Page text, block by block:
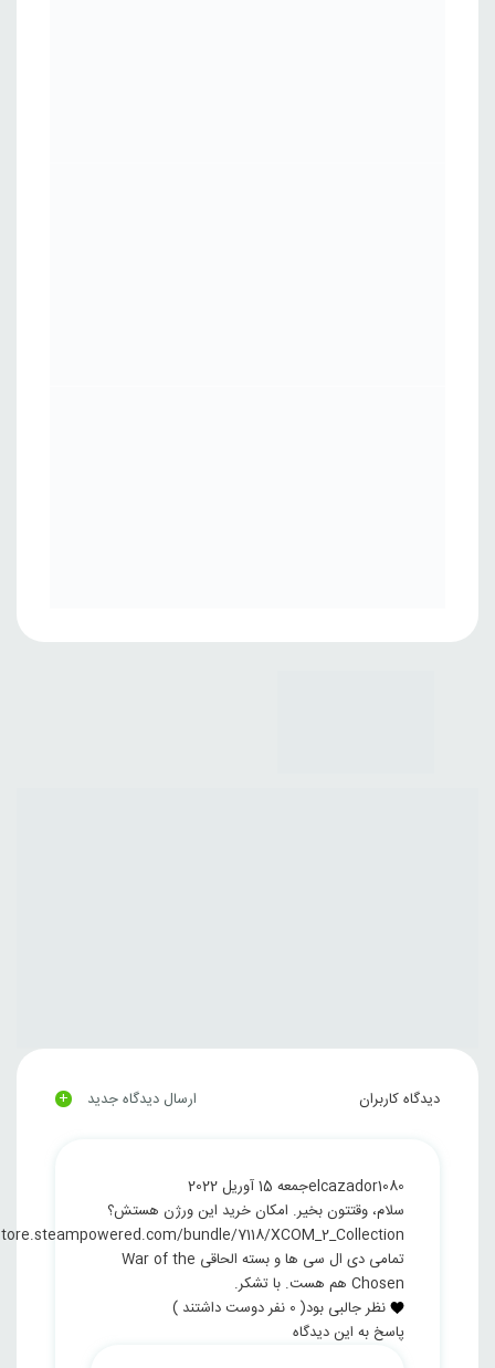
دیدگاه کاربران ارسال دیدگاه جدید +
elcazador1080جمعه 15 آوریل 2022
سلام،‌ وقتتون بخیر. امکان خرید این ورژن هستش؟
bundle/7118/XCOM_2_Collection/
تمامی دی ال سی ها و بسته الحاقی War of the
Chosen هم هست. با تشکر.
نظر جالبی بود(
0 نفر دوست داشتند )
پاسخ به این دیدگاه